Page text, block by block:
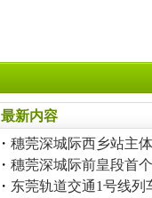
最新内容
・ 穗莞深城际西乡站主
・ 穗莞深城际前皇段首
・ 东莞轨道交通1号线列